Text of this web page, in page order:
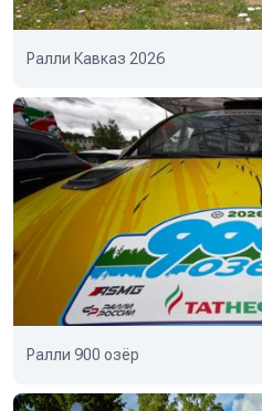
Ралли Кавказ 2026
Ралли 900 озёр